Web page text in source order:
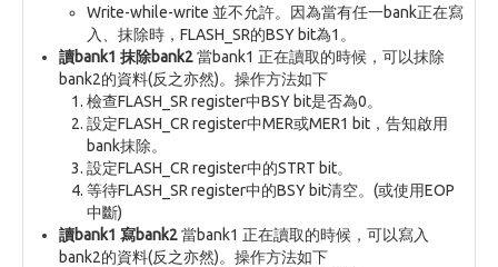
Write-while-write 並不允許。因為當有任一bank正在寫
入、抹除時，FLASH_SR的BSY bit為1。
讀bank1 抹除bank2當bank1 正在讀取的時候，可以抹除
bank2的資料(反之亦然)。操作方法如下
檢查FLASH_SR register中BSY bit是否為0。
設定FLASH_CR register中MER或MER1 bit，告知啟用
bank抹除。
設定FLASH_CR register中的STRT bit。
等待FLASH_SR register中的BSY bit清空。(或使用EOP
中斷)
讀bank1 寫bank2當bank1 正在讀取的時候，可以寫入
bank2的資料(反之亦然)。操作方法如下